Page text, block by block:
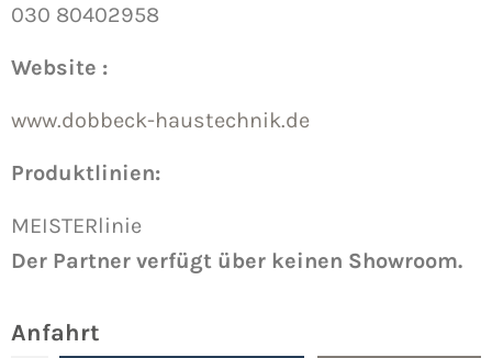
030 80402958
Website :
www.dobbeck-haustechnik.de
Produktlinien:
MEISTERlinie
Der Partner verfügt über keinen Showroom.
Anfahrt